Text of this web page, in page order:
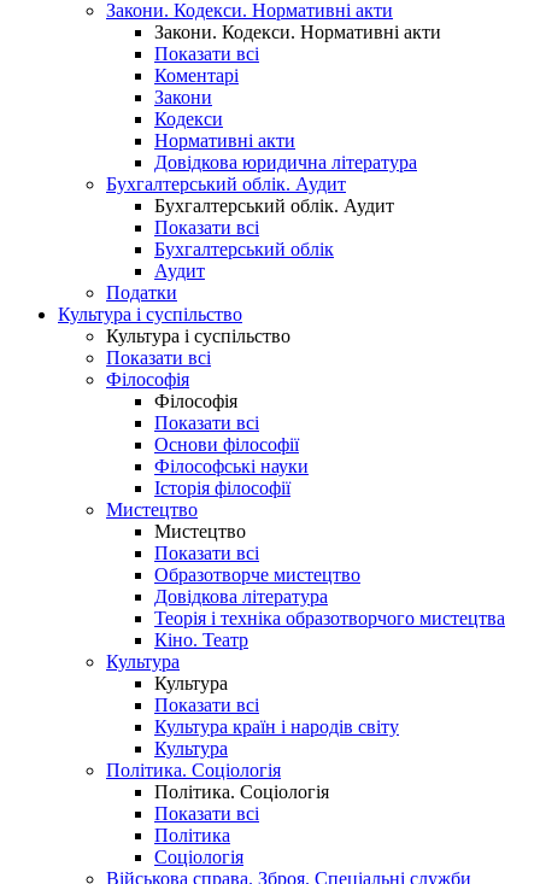
Закони. Кодекси. Нормативні акти
Закони. Кодекси. Нормативні акти
Показати всі
Коментарі
Закони
Кодекси
Нормативні акти
Довідкова юридична література
Бухгалтерський облік. Аудит
Бухгалтерський облік. Аудит
Показати всі
Бухгалтерський облік
Аудит
Податки
Культура і суспільство
Культура і суспільство
Показати всі
Філософія
Філософія
Показати всі
Основи філософії
Філософські науки
Історія філософії
Мистецтво
Мистецтво
Показати всі
Образотворче мистецтво
Довідкова література
Теорія і техніка образотворчого мистецтва
Кіно. Театр
Культура
Культура
Показати всі
Культура країн і народів світу
Культура
Політика. Соціологія
Політика. Соціологія
Показати всі
Політика
Соціологія
Військова справа. Зброя. Спеціальні служби